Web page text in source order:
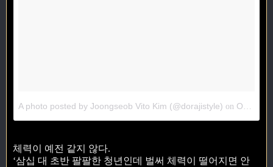
A photo posted by Joongseob Vito Kim (@dorajistyle) on Oct 10, 2014 at 9:59pm PDT
체력이 예전 같지 않다.
‘삼십 대 초반 팔팔한 청년인데 벌써 체력이 떨어지면 안